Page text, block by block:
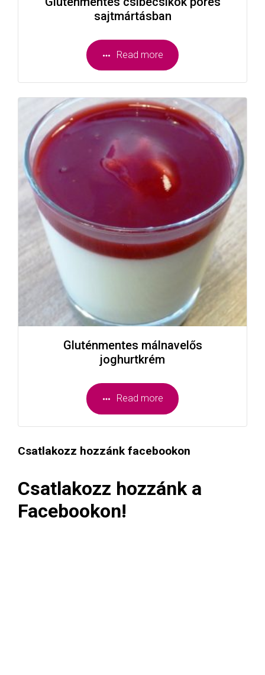
sajtmártásban
Read more
Gluténmentes málnavelős
joghurtkrém
Read more
Csatlakozz hozzánk facebookon
Csatlakozz hozzánk a
Facebookon!